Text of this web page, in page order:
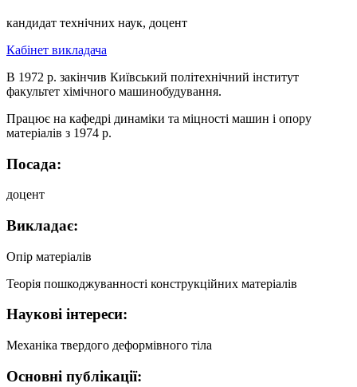
кандидат технічних наук, доцент
Кабінет викладача
В 1972 р. закінчив Київський політехнічний інститут
факультет хімічного машинобудування.
Працює на кафедрі динаміки та міцності машин і опору
матеріалів з 1974 р.
Посада:
доцент
Викладає:
Опір матеріалів
Теорія пошкоджуванності конструкційних матеріалів
Наукові інтереси:
Механіка твердого деформівного тіла
Основні публікації: